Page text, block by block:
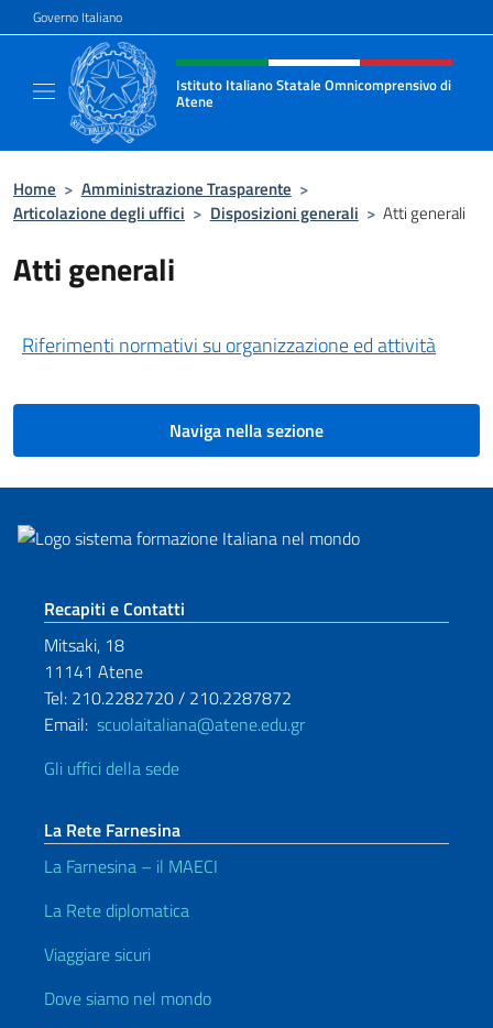
Salta al contenuto
Governo Italiano
Intestazione sito, social e menù
Istituto Italiano Statale Omnicomprensivo di
Atene
Home > Amministrazione Trasparente >
Articolazione degli uffici > Disposizioni generali > Atti generali
Atti generali
Riferimenti normativi su organizzazione ed attività
Naviga nella sezione
Sezione footer
Recapiti e Contatti
Mitsaki, 18
11141 Atene
Tel: 210.2282720 / 210.2287872
Email: scuolaitaliana@atene.edu.gr
Gli uffici della sede
La Rete Farnesina
La Farnesina – il MAECI
La Rete diplomatica
Viaggiare sicuri
Dove siamo nel mondo